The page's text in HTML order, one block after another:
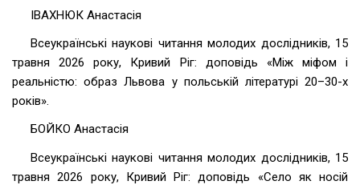
ІВАХНЮК Анастасія
Всеукраїнські наукові читання молодих дослідників, 15
травня 2026 року, Кривий Ріг: доповідь «Між міфом і
реальністю: образ Львова у польській літературі 20–30-х
років».
БОЙКО Анастасія
Всеукраїнські наукові читання молодих дослідників, 15
травня 2026 року, Кривий Ріг: доповідь «Село як носій